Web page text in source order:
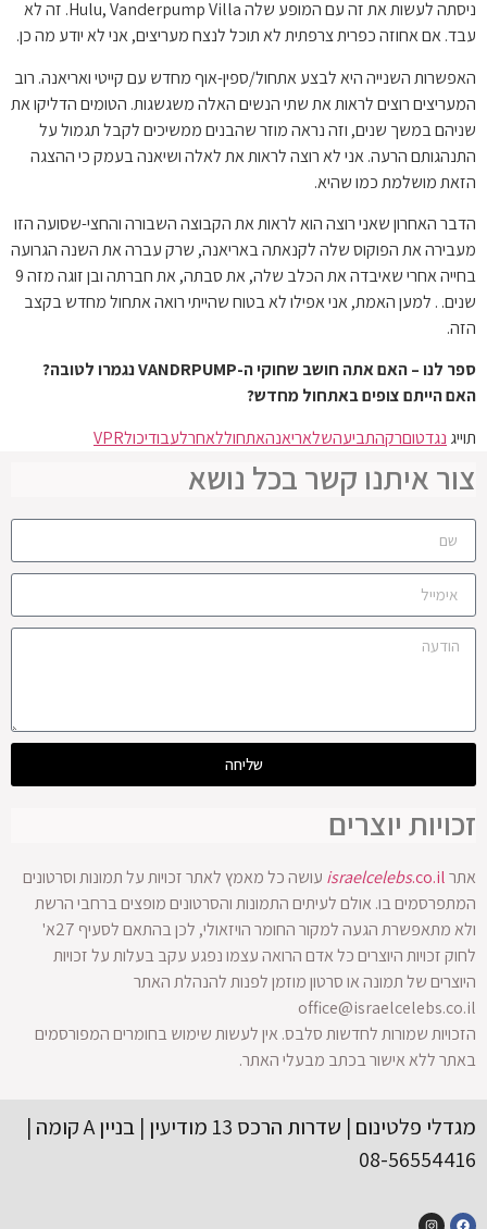
ניסתה לעשות את זה עם המופע שלה Hulu, Vanderpump Villa. זה לא
עבד. אם אחוזה כפרית צרפתית לא תוכל לנצח מעריצים, אני לא יודע מה כן.
האפשרות השנייה היא לבצע אתחול/ספין-אוף מחדש עם קייטי ואריאנה. רוב
המעריצים רוצים לראות את שתי הנשים האלה משגשגות. הטומים הדליקו את
שניהם במשך שנים, וזה נראה מוזר שהבנים ממשיכים לקבל תגמול על
התנהגותם הרעה. אני לא רוצה לראות את לאלה ושיאנה בעמק כי ההצגה
הזאת מושלמת כמו שהיא.
הדבר האחרון שאני רוצה הוא לראות את הקבוצה השבורה והחצי-שסועה הזו
מעבירה את הפוקוס שלה לקנאתה באריאנה, שרק עברה את השנה הגרועה
בחייה אחרי שאיבדה את הכלב שלה, את סבתה, את חברתה ובן זוגה מזה 9
שנים. . למען האמת, אני אפילו לא בטוח שהייתי רואה אתחול מחדש בקצב
הזה.
ספר לנו – האם אתה חושב שחוקי ה-VANDRPUMP נגמרו לטובה?
האם הייתם צופים באתחול מחדש?
תוייג נגדטוםרקהתביעהשלאריאנהאתחוללאחרלעבודיכולVPR
צור איתנו קשר בכל נושא
שליחה
זכויות יוצרים
אתר israelcelebs.co.il
עושה כל מאמץ לאתר זכויות על תמונות וסרטונים
המתפרסמים בו. אולם לעיתים התמונות והסרטונים מופצים ברחבי הרשת
ולא מתאפשרת הגעה למקור החומר הויזאולי, לכן בהתאם לסעיף 27א'
לחוק זכויות היוצרים כל אדם הרואה עצמו נפגע עקב בעלות על זכויות
היוצרים של תמונה או סרטון מוזמן לפנות להנהלת האתר
office@israelcelebs.co.il
הזכויות שמורות לחדשות סלבס. אין לעשות שימוש בחומרים המפורסמים
באתר ללא אישור בכתב מבעלי האתר.
מגדלי פלטינום | שדרות הרכס 13 מודיעין | בניין A קומה |
08-56554416